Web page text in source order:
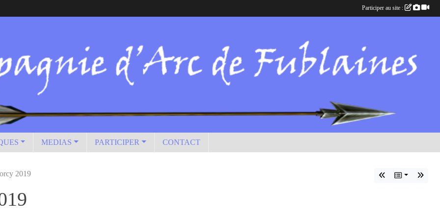
MEDIAS PARTICIPER CONTACT
2019
Participer au site :